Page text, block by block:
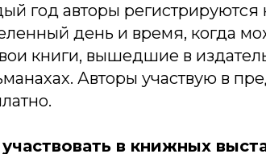
год авторы регистрируются
день и время, когда
книги, вышедшие в
Авторы участвую в
в книжных